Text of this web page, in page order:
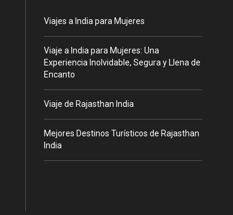
Viajes a India para Mujeres
Viaje a India para Mujeres: Una
Experiencia Inolvidable, Segura y Llena de
Encanto
Viaje de Rajasthan India
Mejores Destinos Turísticos de Rajasthan
India